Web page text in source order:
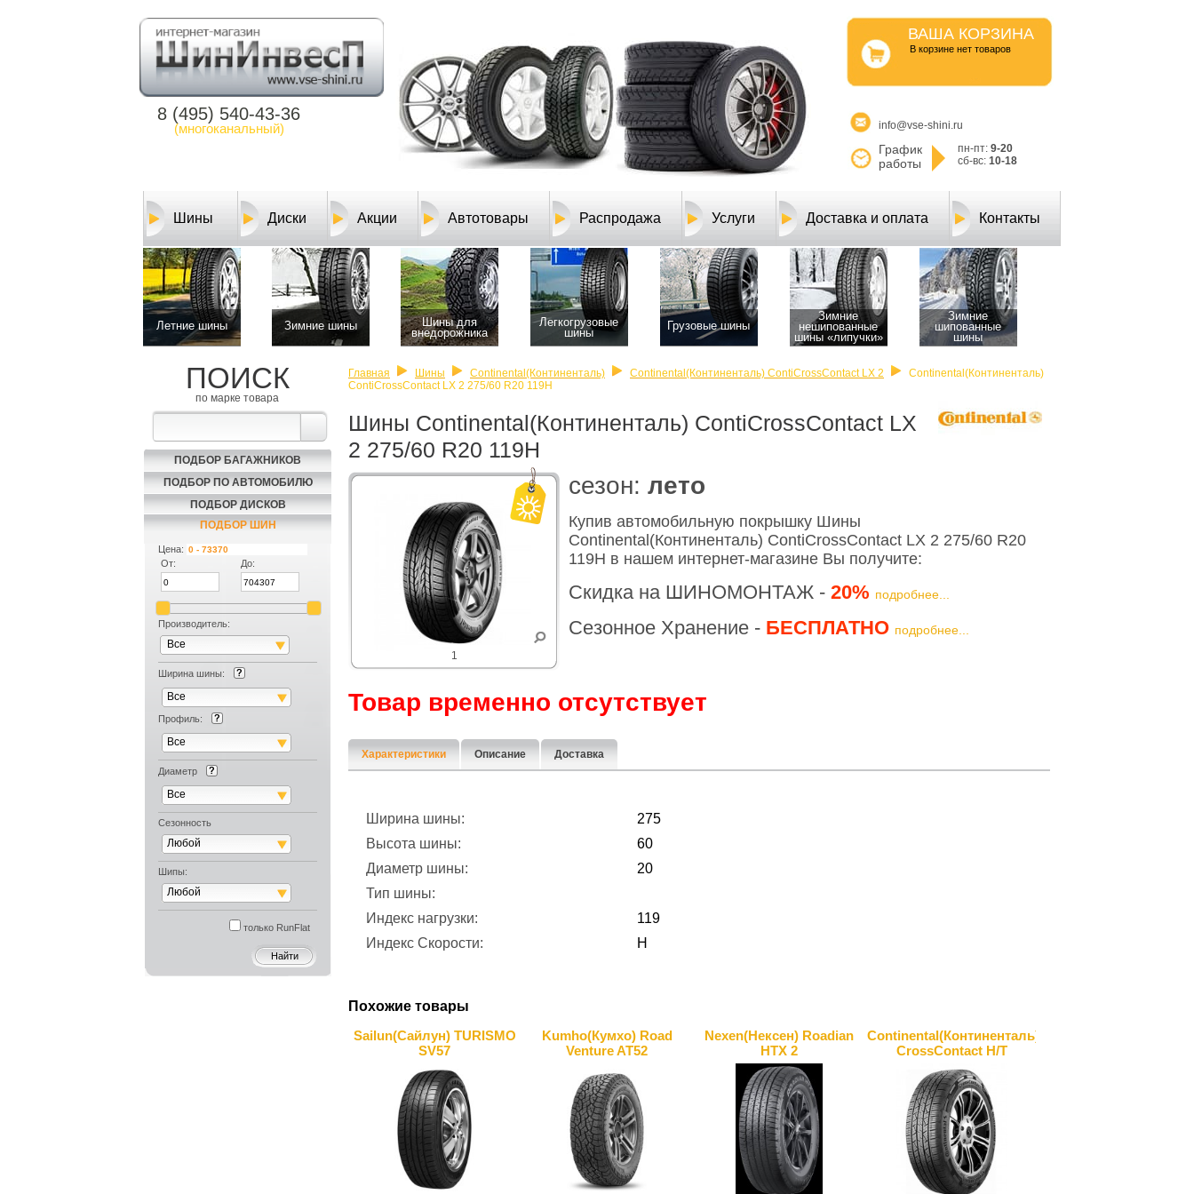
8 (495) 540-43-36
(многоканальный)
ВАША КОРЗИНА
B корзине нет товаров
info@vse-shini.ru
График
работы
пн-пт: 9-20
сб-вс: 10-18
Шины Диски Акции Автотовары Распродажа Услуги Доставка и оплата Контакты
Летние шины Зимние шины
Шины для
внедорожника
Легкогрузовые
шины
Грузовые шины
Зимние
нешипованные
шины «липучки»
Зимние
шипованные
шины
ПОИСК
по марке товара
ПОДБОР БАГАЖНИКОВ
ПОДБОР ПО АВТОМОБИЛЮ
ПОДБОР ДИСКОВ
ПОДБОР ШИН
Цена:
От:
До:
Производитель:
Все
Ширина шины:
Все
Профиль:
Все
Диаметр
Все
Сезонность
Любой
Шипы:
Любой
только RunFlat
Главная Шины Continental(Континенталь) Continental(Континенталь) ContiCrossContact LX 2
Continental(Континенталь)
ContiCrossContact LX 2 275/60 R20 119H
Шины Continental(Континенталь) ContiCrossContact LX
2 275/60 R20 119H
1
cезон: лето
Купив автомобильную покрышку Шины
Continental(Континенталь) ContiCrossContact LX 2 275/60 R20
119H в нашем интернет-магазине Вы получите:
Скидка на ШИНОМОНТАЖ - 20% подробнее...
Сезонное Хранение - БЕСПЛАТНО подробнее...
Товар временно отсутствует
Характеристики Описание Доставка
Ширина шины:
275
Высота шины:
60
Диаметр шины:
20
Тип шины:
Индекс нагрузки:
119
Индекс Скорости:
H
Похожие товары
Sailun(Сайлун) TURISMO
SV57
Kumho(Кумхо) Road
Venture AT52
Nexen(Нексен) Roadian
HTX 2
Continental(Континенталь)
CrossContact H/T